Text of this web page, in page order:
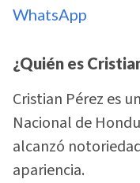
WhatsApp
¿Quién es
Cristian Pérez es
Nacional de
alcanzó
apariencia.